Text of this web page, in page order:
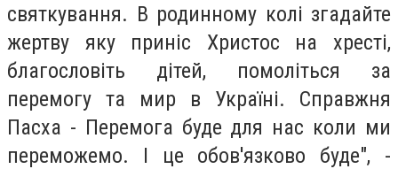
святкування. В родинному колі згадайте
жертву яку приніс Христос на хресті,
благословіть дітей, помоліться за
перемогу та мир в Україні. Справжня
Пасха - Перемога буде для нас коли ми
переможемо. І це обов'язково буде", -